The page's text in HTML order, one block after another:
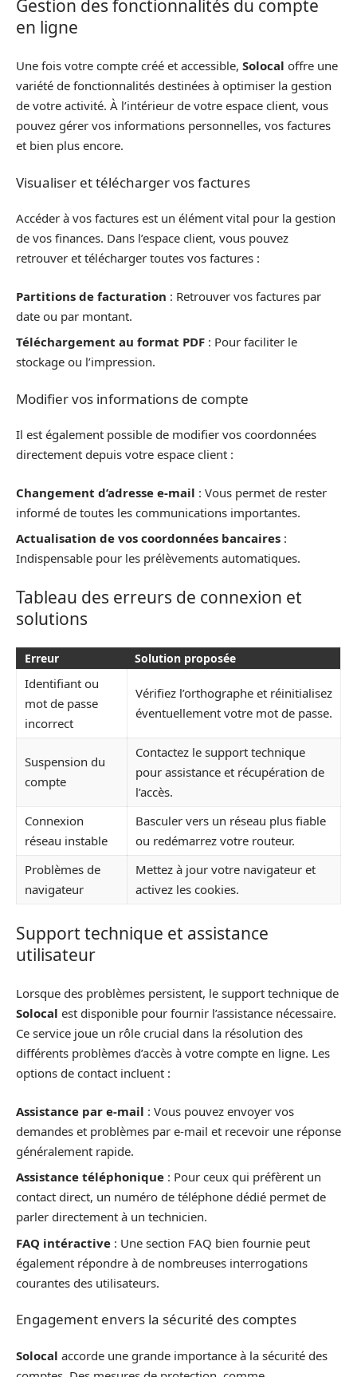
Gestion des fonctionnalités du compte
en ligne
Une fois votre compte créé et accessible, Solocal offre une
variété de fonctionnalités destinées à optimiser la gestion
de votre activité. À l’intérieur de votre espace client, vous
pouvez gérer vos informations personnelles, vos factures
et bien plus encore.
Visualiser et télécharger vos factures
Accéder à vos factures est un élément vital pour la gestion
de vos finances. Dans l’espace client, vous pouvez
retrouver et télécharger toutes vos factures :
Partitions de facturation : Retrouver vos factures par
date ou par montant.
Téléchargement au format PDF : Pour faciliter le
stockage ou l’impression.
Modifier vos informations de compte
Il est également possible de modifier vos coordonnées
directement depuis votre espace client :
Changement d’adresse e-mail : Vous permet de rester
informé de toutes les communications importantes.
Actualisation de vos coordonnées bancaires :
Indispensable pour les prélèvements automatiques.
Tableau des erreurs de connexion et
solutions
Erreur Solution proposée
Identifiant ou
mot de passe
incorrect
Vérifiez l’orthographe et réinitialisez
éventuellement votre mot de passe.
Suspension du
compte
Contactez le support technique
pour assistance et récupération de
l’accès.
Connexion
réseau instable
Basculer vers un réseau plus fiable
ou redémarrez votre routeur.
Problèmes de
navigateur
Mettez à jour votre navigateur et
activez les cookies.
Support technique et assistance
utilisateur
Lorsque des problèmes persistent, le support technique de
Solocal est disponible pour fournir l’assistance nécessaire.
Ce service joue un rôle crucial dans la résolution des
différents problèmes d’accès à votre compte en ligne. Les
options de contact incluent :
Assistance par e-mail : Vous pouvez envoyer vos
demandes et problèmes par e-mail et recevoir une réponse
généralement rapide.
Assistance téléphonique : Pour ceux qui préfèrent un
contact direct, un numéro de téléphone dédié permet de
parler directement à un technicien.
FAQ intéractive : Une section FAQ bien fournie peut
également répondre à de nombreuses interrogations
courantes des utilisateurs.
Engagement envers la sécurité des comptes
Solocal accorde une grande importance à la sécurité des